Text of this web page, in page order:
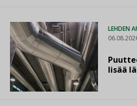
LEHDEN
lisää